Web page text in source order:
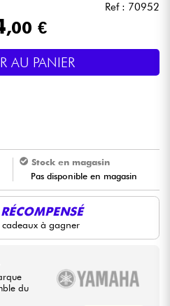
Ref : 70952
,00 €
AU PANIER
Stock en magasin
Pas disponible en magasin
cadeaux à gagner
du